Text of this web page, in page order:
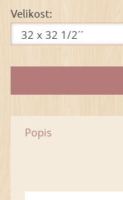
Velikost:
Popis